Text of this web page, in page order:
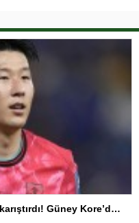
Askerlik şakası Dünya Kupası’nı karıştırdı! Güney Kore’den sert karar